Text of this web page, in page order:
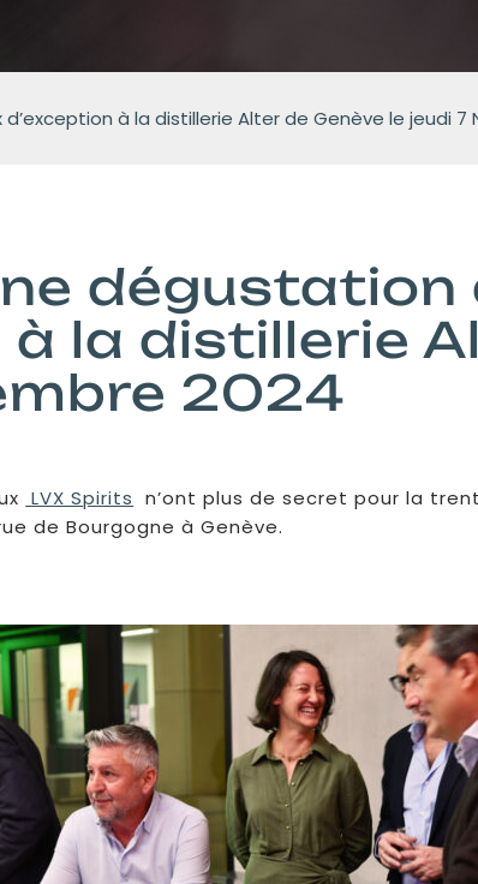
à la distillerie Alter de Genève le jeudi 7
dégustation
la distillerie
2024
LVX Spirits n’ont plus de secret pour la
de Bourgogne à Genève.